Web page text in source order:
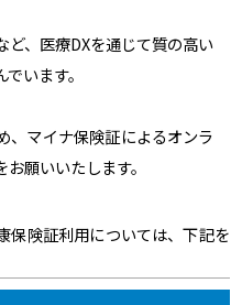
ど、医療DXを通じて質の高い
います。
、マイナ保険証によるオンラ
願いいたします。
保険証利用については、下記を